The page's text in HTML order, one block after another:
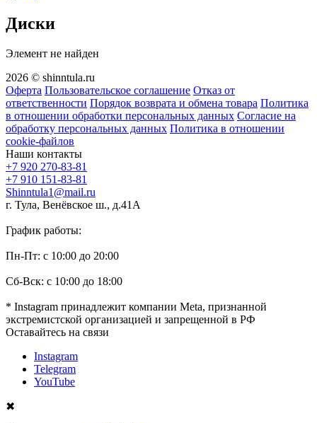
Диски
Элемент не найден
2026 © shinntula.ru
Оферта Пользовательское соглашение Отказ от
ответственности Порядок возврата и обмена товара Политика
в отношении обработки персональных данных Согласие на
обработку персональных данных Политика в отношении
cookie-файлов
Наши контакты
+7 920 270-83-81
+7 910 151-83-81
Shinntula1@mail.ru
г. Тула, Венёвское ш., д.41А
График работы:
Пн-Пт: с 10:00 до 20:00
Сб-Вск: с 10:00 до 18:00
* Instagram принадлежит компании Meta, признанной
экстремистской организацией и запрещенной в РФ
Оставайтесь на связи
Instagram
Telegram
YouTube
✖